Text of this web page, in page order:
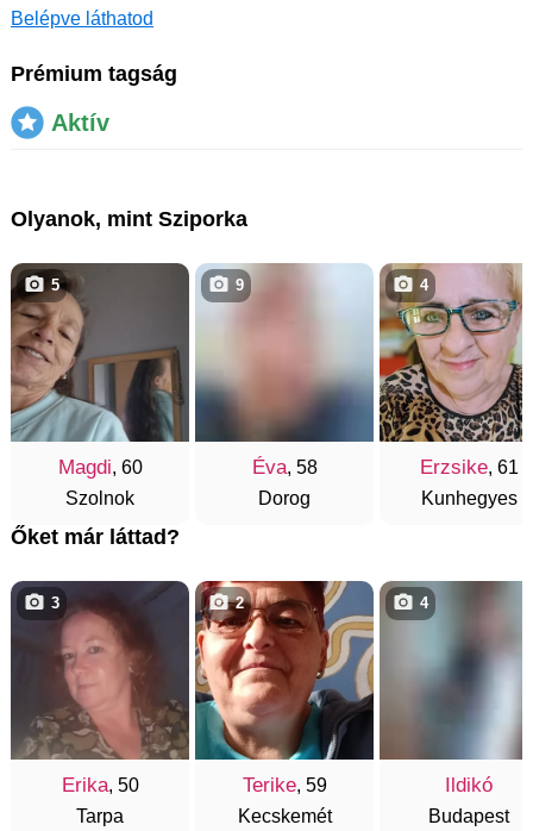
Belépve láthatod
Prémium tagság
Aktív
Olyanok, mint Sziporka
Magdi, 60
Szolnok
5
Éva, 58
Dorog
9
Erzsike, 61
Kunhegyes
4
Őket már láttad?
Erika, 50
Tarpa
3
Terike, 59
Kecskemét
2
Ildikó
Budapest
4